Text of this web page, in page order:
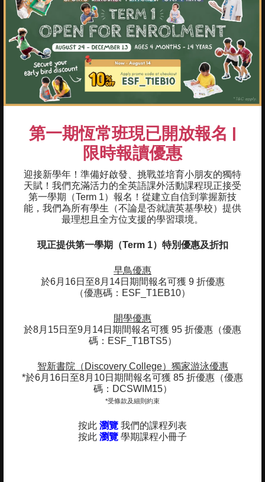
第一期恆常班現已開放報名 |
限時報讀優惠
迎接新學年！準備好啟發、挑戰並培育小朋友的獨特
天賦！我們充滿活力的全英語課外活動課程現正接受
第一學期（Term 1）報名！ 從建立自信到掌握新技
能，我們為所有學生（不論是否就讀英基學校）提供
最理想且全方位支援的學習環境。
現正提供第一學期（Term 1）特別優惠及折扣
早鳥優惠
於6月16日至8月14日期間報名可獲 9 折優惠
（優惠碼：ESF_T1EB10）
開學優惠
於8月15日至9月14日期間報名可獲 95 折優惠（優惠
碼：ESF_T1BTS5）
智新書院（Discovery College）獨家游泳優惠
*於6月16日至8月10日期間報名可獲 85 折優惠（優惠
碼：DCSWIM15）
*受條款及細則約束
按此 瀏覽 我們的課程列表
按此 瀏覽 學期課程小冊子
在輔助下（或獨立地）完成翻身
於池邊將全身浸入水中（坐下或站立）
與家長分開
增強自信心